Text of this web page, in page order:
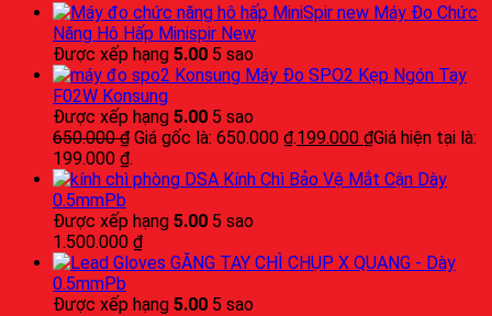
Máy Đo Chức
Năng Hô Hấp Minispir New
Được xếp hạng 5.00 5 sao
Máy Đo SPO2 Kẹp Ngón Tay
F02W Konsung
Được xếp hạng 5.00 5 sao
650.000₫ Giá gốc là: 650.000 ₫.199.000 ₫Giá hiện tại là:
199.000 ₫.
Kính Chì Bảo Vệ Mắt Cận Dày
0.5mmPb
Được xếp hạng 5.00 5 sao
1.500.000 ₫
GĂNG TAY CHÌ CHỤP X QUANG - Dày
0.5mmPb
Được xếp hạng 5.00 5 sao